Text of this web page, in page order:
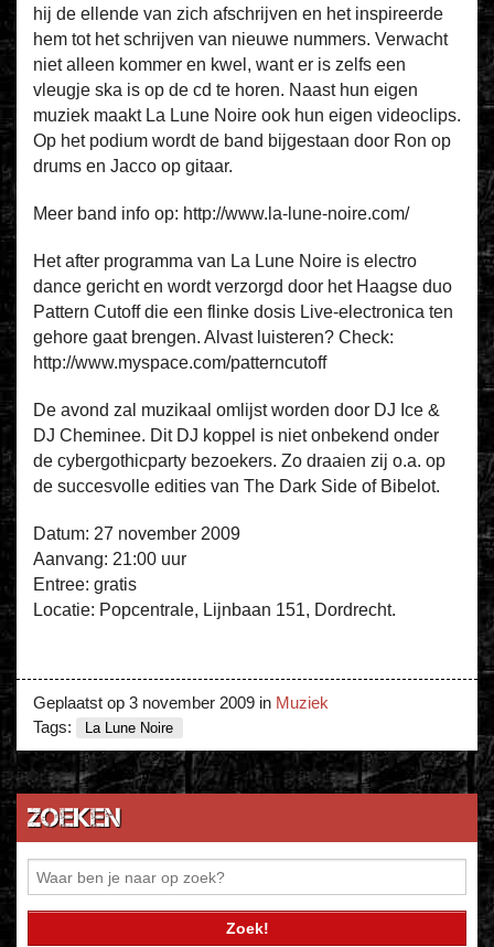
hij de ellende van zich afschrijven en het inspireerde
hem tot het schrijven van nieuwe nummers. Verwacht
niet alleen kommer en kwel, want er is zelfs een
vleugje ska is op de cd te horen. Naast hun eigen
muziek maakt La Lune Noire ook hun eigen videoclips.
Op het podium wordt de band bijgestaan door Ron op
drums en Jacco op gitaar.
Meer band info op: http://www.la-lune-noire.com/
Het after programma van La Lune Noire is electro
dance gericht en wordt verzorgd door het Haagse duo
Pattern Cutoff die een flinke dosis Live-electronica ten
gehore gaat brengen. Alvast luisteren? Check:
http://www.myspace.com/patterncutoff
De avond zal muzikaal omlijst worden door DJ Ice &
DJ Cheminee. Dit DJ koppel is niet onbekend onder
de cybergothicparty bezoekers. Zo draaien zij o.a. op
de succesvolle edities van The Dark Side of Bibelot.
Datum: 27 november 2009
Aanvang: 21:00 uur
Entree: gratis
Locatie: Popcentrale, Lijnbaan 151, Dordrecht.
Geplaatst op 3 november 2009 in Muziek
Tags:
La Lune Noire
Zoeken